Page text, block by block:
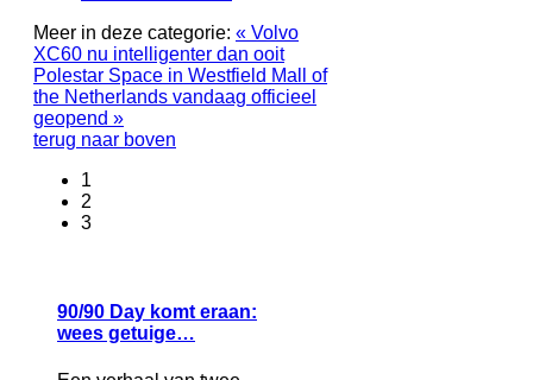
Meer in deze categorie: « Volvo
XC60 nu intelligenter dan ooit
Polestar Space in Westfield Mall of
the Netherlands vandaag officieel
geopend »
terug naar boven
1
2
3
90/90 Day komt eraan:
wees getuige…